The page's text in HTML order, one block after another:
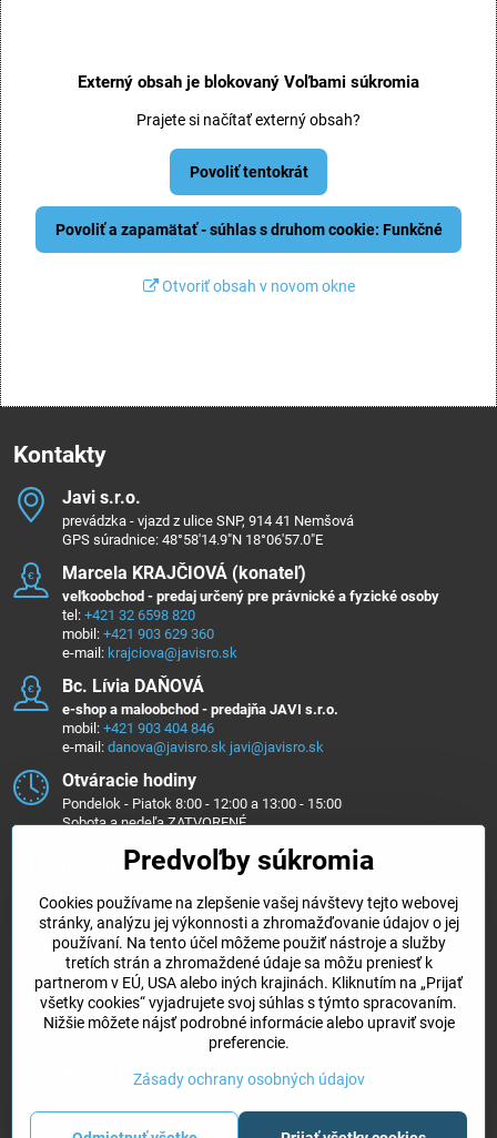
Externý obsah je blokovaný Voľbami súkromia
Prajete si načítať externý obsah?
Povoliť tentokrát
Povoliť a zapamätať - súhlas s druhom cookie: Funkčné
Otvoriť obsah v novom okne
Kontakty
Javi s​.r​.o​.
prevádzka - vjazd z ulice SNP, 914 41 Nemšová
GPS súradnice: 48°58'14.9"N 18°06'57.0"E
Marcela KRAJČIOVÁ (konateľ)
veľkoobchod - predaj určený pre právnické a fyzické osoby
tel: +421 32 6598 820
mobil: +421 903 629 360
e-mail: krajciova@javisro.sk
Bc​. Lívia DAŇOVÁ
e-shop a maloobchod - predajňa JAVI s.r.o.
mobil: +421 903 404 846
e-mail: danova@javisro.sk javi@javisro.sk
Otváracie hodiny
Pondelok - Piatok 8:00 - 12:00 a 13:00 - 15:00
Sobota a nedeľa ZATVORENÉ
Sledujte nás na ...
Facebook Instagram
Objednávky
Kategórie e-shopu
Všetko k nákupu
Predvoľby súkromia
Cookies používame na zlepšenie vašej návštevy tejto webovej
stránky, analýzu jej výkonnosti a zhromažďovanie údajov o jej
používaní. Na tento účel môžeme použiť nástroje a služby
tretích strán a zhromaždené údaje sa môžu preniesť k
partnerom v EÚ, USA alebo iných krajinách. Kliknutím na „Prijať
všetky cookies“ vyjadrujete svoj súhlas s týmto spracovaním.
Nižšie môžete nájsť podrobné informácie alebo upraviť svoje
preferencie.
Zásady ochrany osobných údajov